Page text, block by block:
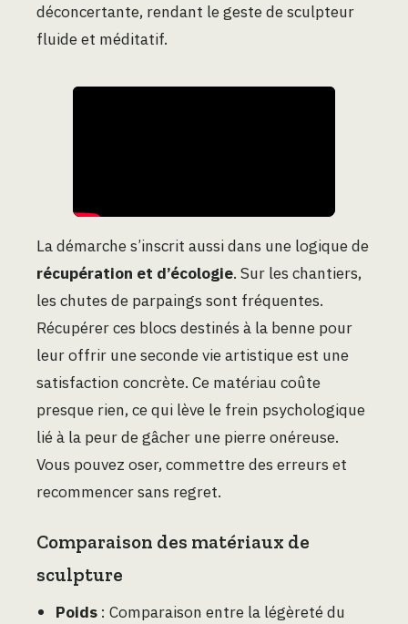
déconcertante, rendant le geste de sculpteur
fluide et méditatif.
La démarche s’inscrit aussi dans une logique de
récupération et d’écologie. Sur les chantiers,
les chutes de parpaings sont fréquentes.
Récupérer ces blocs destinés à la benne pour
leur offrir une seconde vie artistique est une
satisfaction concrète. Ce matériau coûte
presque rien, ce qui lève le frein psychologique
lié à la peur de gâcher une pierre onéreuse.
Vous pouvez oser, commettre des erreurs et
recommencer sans regret.
Comparaison des matériaux de
sculpture
Poids: Comparaison entre la légèreté du